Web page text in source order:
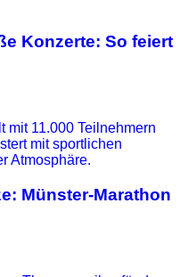
Konzerte: So feiert
Münster-Marathon